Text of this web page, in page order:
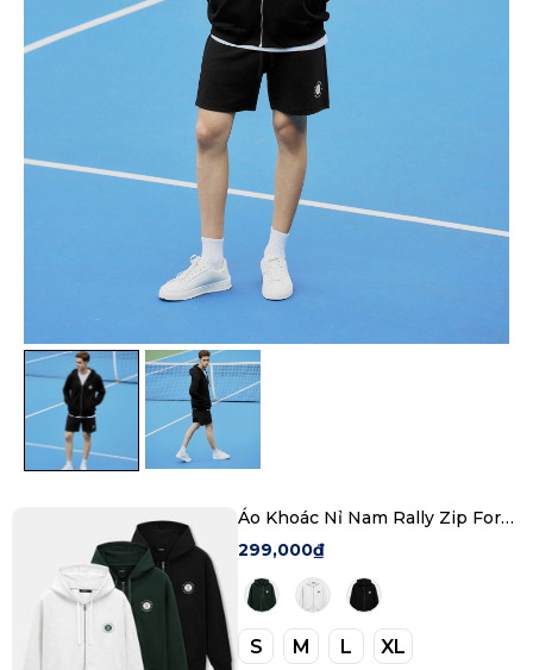
Áo Khoác Nỉ Nam Rally Zip Form
Regular
299,000₫
S M L XL